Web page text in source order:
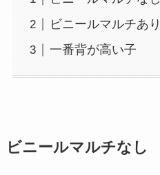
ビニールマルチあり
一番背が高い子
ビニールマルチなし